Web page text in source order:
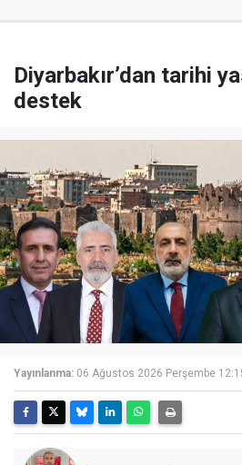
Diyarbakır’dan tarihi
destek
Yayınlanma: 06 Ağustos 2026 Perşembe